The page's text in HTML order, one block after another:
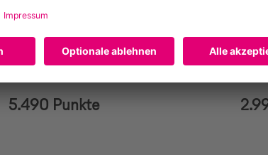
Rossmann Gutscheinkarte
ROSSMANN
5.490 Punkte